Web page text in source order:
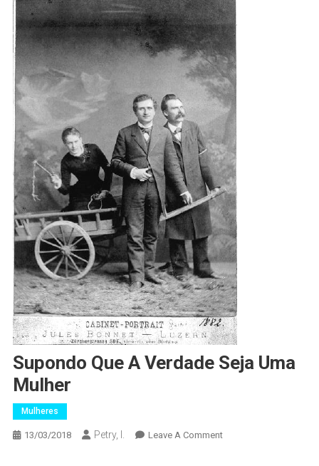
Supondo Que A Verdade Seja Uma
Mulher
Mulheres
13/03/2018 Petry, I. Leave A Comment